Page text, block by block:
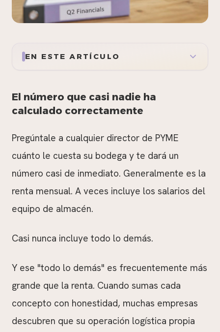
EN ESTE ARTÍCULO
El número que casi nadie ha
calculado correctamente
Pregúntale a cualquier director de PYME
cuánto le cuesta su bodega y te dará un
número casi de inmediato. Generalmente es la
renta mensual. A veces incluye los salarios del
equipo de almacén.
Casi nunca incluye todo lo demás.
Y ese "todo lo demás" es frecuentemente más
grande que la renta. Cuando sumas cada
concepto con honestidad, muchas empresas
descubren que su operación logística propia